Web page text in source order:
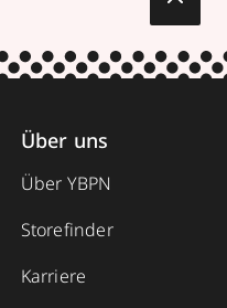
Über uns
Über YBPN
Storefinder
Karriere